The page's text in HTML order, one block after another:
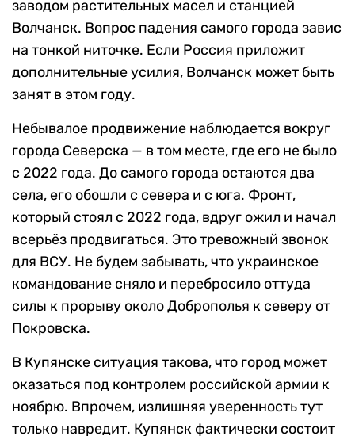
заводом растительных масел и станцией
Волчанск. Вопрос падения самого города завис
на тонкой ниточке. Если Россия приложит
дополнительные усилия, Волчанск может быть
занят в этом году.
Небывалое продвижение наблюдается вокруг
города Северска — в том месте, где его не было
с 2022 года. До самого города остаются два
села, его обошли с севера и с юга. Фронт,
который стоял с 2022 года, вдруг ожил и начал
всерьёз продвигаться. Это тревожный звонок
для ВСУ. Не будем забывать, что украинское
командование сняло и перебросило оттуда
силы к прорыву около Доброполья к северу от
Покровска.
В Купянске ситуация такова, что город может
оказаться под контролем российской армии к
ноябрю. Впрочем, излишняя уверенность тут
только навредит. Купянск фактически состоит